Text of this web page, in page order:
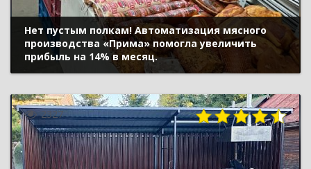
Нет пустым полкам! Автоматизация мясного
производства «Прима» помогла увеличить
прибыль на 14% в месяц.
2327